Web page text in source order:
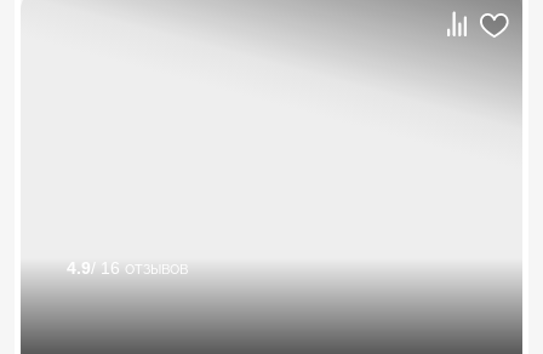
4.9 / 16 отзывов